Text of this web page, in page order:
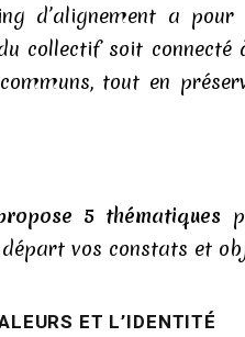
d’alignement a
collectif soit
tout en
5 thématiques
vos constats et
ET L’IDENTITÉ